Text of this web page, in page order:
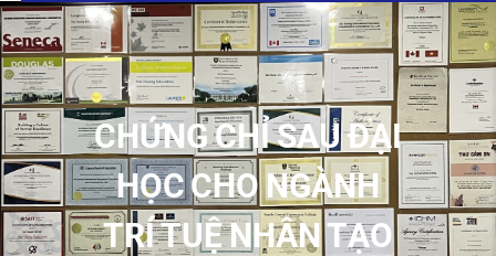
CHỨNG CHỈ SAU ĐẠI
HỌC CHO NGÀNH
TRÍ TUỆ NHÂN TẠO